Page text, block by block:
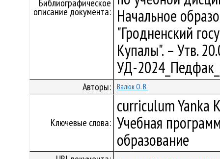
Библиографическое
описание документа: Начальное
"Гродненский
Купалы". – Утв.
УД-
Авторы: Валюк О. В.
Ключевые слова:
curriculum Yanka
Учебная
образование